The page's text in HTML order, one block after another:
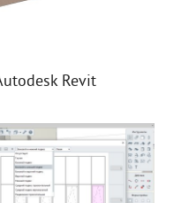
Revit